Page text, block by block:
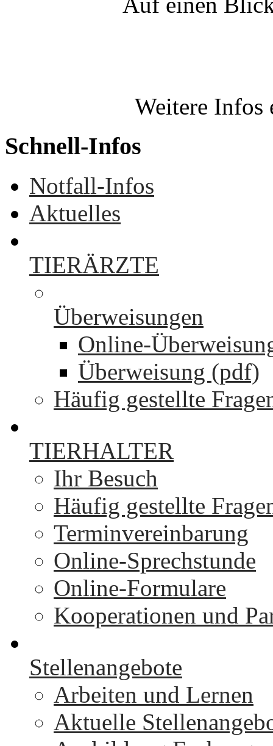
Weitere Infos
Schnell-Infos
Notfall-Infos
Aktuelles
TIERÄRZTE
Überweisungen
Online-
Überweisung (pdf)
Häufig gestellte
TIERHALTER
Ihr Besuch
Häufig gestellte
Terminvereinbarung
Online-Sprechstunde
Online-Formulare
Kooperationen und
Stellenangebote
Arbeiten und Lernen
Aktuelle